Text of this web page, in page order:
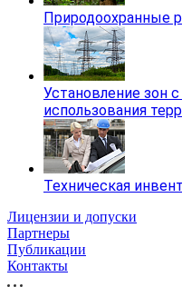
Природоохранные
Установление зон
использования
Техническая
Лицензии и допуски
Партнеры
Публикации
Контакты